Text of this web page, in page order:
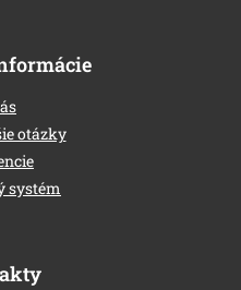
otázky
systém